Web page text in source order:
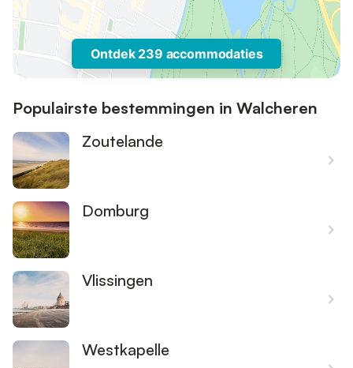
Ontdek 239 accommodaties
Populairste bestemmingen in Walcheren
Zoutelande
Domburg
Vlissingen
Westkapelle